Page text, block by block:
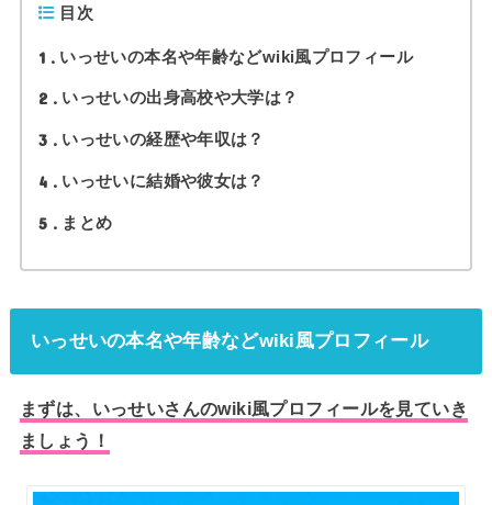
目次
1 いっせいの本名や年齢などwiki風プロフィール
2 いっせいの出身高校や大学は？
3 いっせいの経歴や年収は？
4 いっせいに結婚や彼女は？
5 まとめ
いっせいの本名や年齢などwiki風プロフィール
まずは、いっせいさんのwiki風プロフィールを見ていき
ましょう！